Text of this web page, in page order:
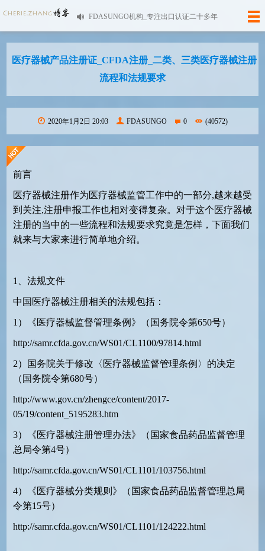
FDASUNGO机构_专注出口认证二十多年
医疗器械产品注册证_CFDA注册_二类、三类医疗器械注册
流程和法规要求
2020年1月2日 20:03 FDASUNGO 0 (40572)
前言
医疗器械注册作为医疗器械监管工作中的一部分,越来越受
到关注,注册申报工作也相对变得复杂。对于这个医疗器械
注册的当中的一些流程和法规要求究竟是怎样，下面我们
就来与大家来进行简单地介绍。
1、法规文件
中国医疗器械注册相关的法规包括：
1）《医疗器械监督管理条例》（国务院令第650号）
http://samr.cfda.gov.cn/WS01/CL1100/97814.html
2）国务院关于修改〈医疗器械监督管理条例〉的决定
（国务院令第680号）
http://www.gov.cn/zhengce/content/2017-
05/19/content_5195283.htm
3）《医疗器械注册管理办法》（国家食品药品监督管理
总局令第4号）
http://samr.cfda.gov.cn/WS01/CL1101/103756.html
4）《医疗器械分类规则》（国家食品药品监督管理总局
令第15号）
http://samr.cfda.gov.cn/WS01/CL1101/124222.html